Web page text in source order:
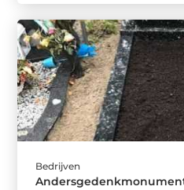
Bedrijven